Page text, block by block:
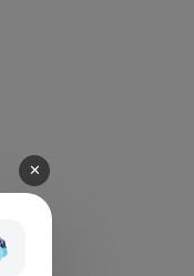
✕